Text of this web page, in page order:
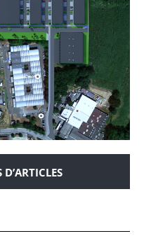
hôpital
D’ARTICLES